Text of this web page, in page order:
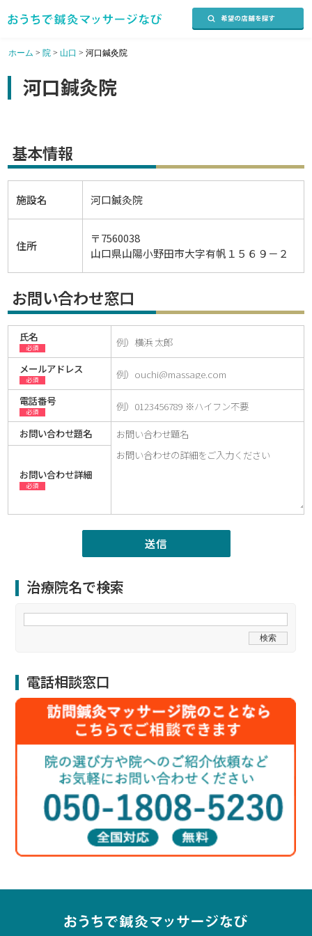
ホーム > 院> 山口 > 河口鍼灸院
河口鍼灸院
基本情報
施設名 河口鍼灸院
住所
〒7560038
山口県山陽小野田市大字有帆１５６９－２
お問い合わせ窓口
氏名
必須
メールアドレス
必須
電話番号
必須
お問い合わせ題名
お問い合わせ詳細
必須
治療院名で検索
電話相談窓口